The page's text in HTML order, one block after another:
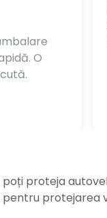
O
proteja
protejarea